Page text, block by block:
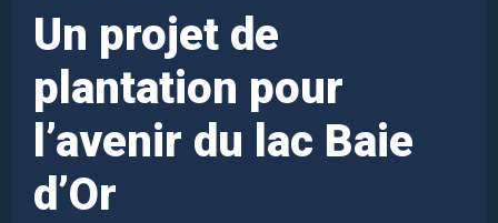
Un projet de
plantation pour
l’avenir du lac Baie
d’Or